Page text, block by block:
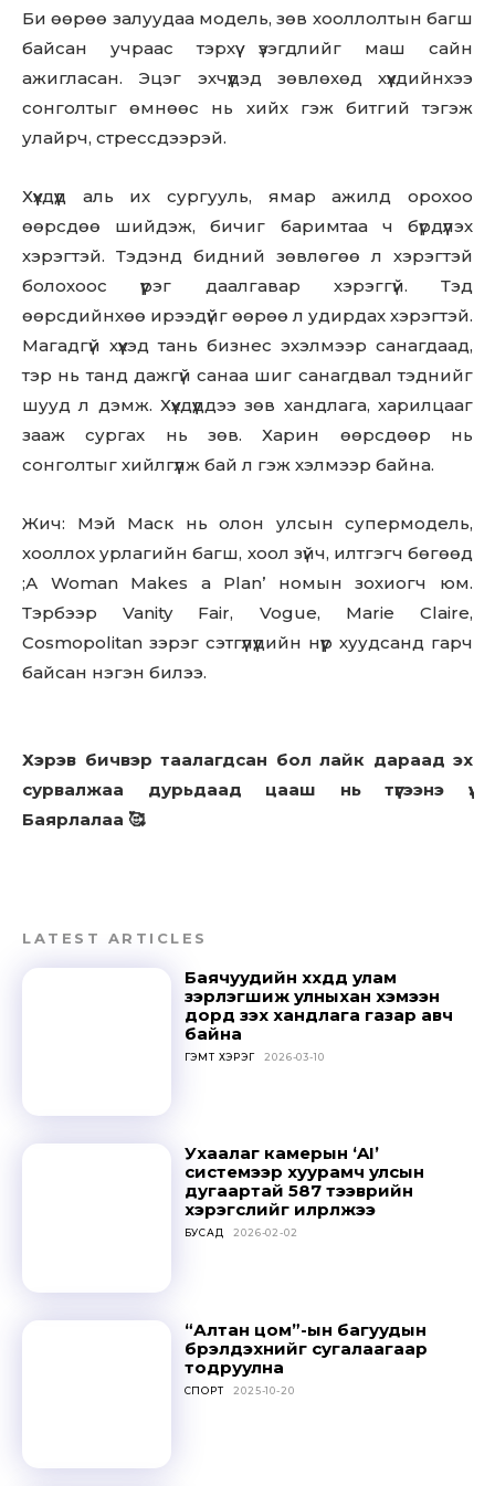
Би өөрөө залуудаа модель, зөв хооллолтын багш
байсан учраас тэрхүү үзэгдлийг маш сайн
ажигласан. Эцэг эхчүүдэд зөвлөхөд хүүхдийнхээ
сонголтыг өмнөөс нь хийх гэж битгий тэгэж
улайрч, стрессдээрэй.
Хүүхдүүд аль их сургууль, ямар ажилд орохоо
өөрсдөө шийдэж, бичиг баримтаа ч бүрдүүлэх
хэрэгтэй. Тэдэнд бидний зөвлөгөө л хэрэгтэй
болохоос үүрэг даалгавар хэрэггүй. Тэд
өөрсдийнхөө ирээдүйг өөрөө л удирдах хэрэгтэй.
Магадгүй хүүхэд тань бизнес эхэлмээр санагдаад,
тэр нь танд дажгүй санаа шиг санагдвал тэднийг
шууд л дэмж. Хүүхдүүддээ зөв хандлага, харилцааг
зааж сургах нь зөв. Харин өөрсдөөр нь
сонголтыг хийлгүүлж бай л гэж хэлмээр байна.
Жич: Мэй Маск нь олон улсын супермодель,
хооллох урлагийн багш, хоол зүйч, илтгэгч бөгөөд
;А Woman Makes a Plan’ номын зохиогч юм.
Тэрбээр Vanity Fair, Vogue, Marie Claire,
Cosmopolitan зэрэг сэтгүүлүүдийн нүүр хуудсанд гарч
байсан нэгэн билээ.
Хэрэв бичвэр таалагдсан бол лайк дараад эх
сурвалжаа дурьдаад цааш нь түгээнэ үү.
Баярлалаа 🥰
LATEST ARTICLES
Баячуудийн хүүхдүүд улам
зэрлэгшиж улныхан хэмээн
дорд үзэх хандлага газар авч
байна
ГЭМТ ХЭРЭГ 2026-03-10
Ухаалаг камерын ‘AI’
системээр хуурамч улсын
дугаартай 587 тээврийн
хэрэгслийг илрүүлжээ
БУСАД 2026-02-02
“Алтан цом”-ын багуудын
бүрэлдэхүүнийг сугалаагаар
тодруулна
СПОРТ 2025-10-20